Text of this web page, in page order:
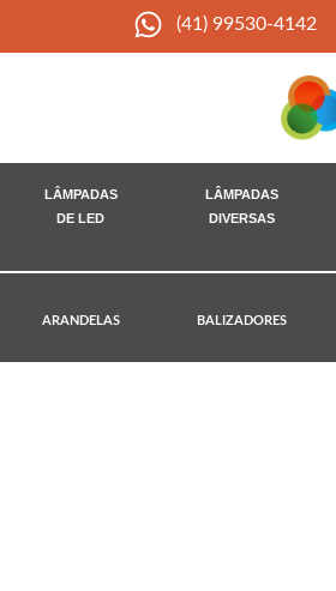
(41) 99530-4142
LÂMPADAS
DE LED
LÂMPADAS
DIVERSAS
ARANDELAS BALIZADORES